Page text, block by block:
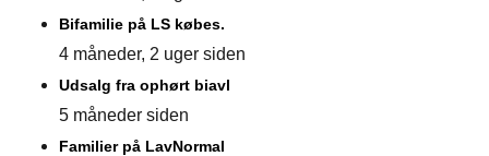
Bifamilie på LS købes.
4 måneder, 2 uger siden
Udsalg fra ophørt biavl
5 måneder siden
Familier på LavNormal